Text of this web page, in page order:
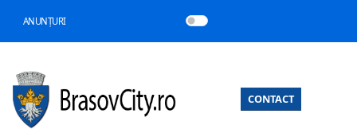
ANUNȚURI
CONTACT